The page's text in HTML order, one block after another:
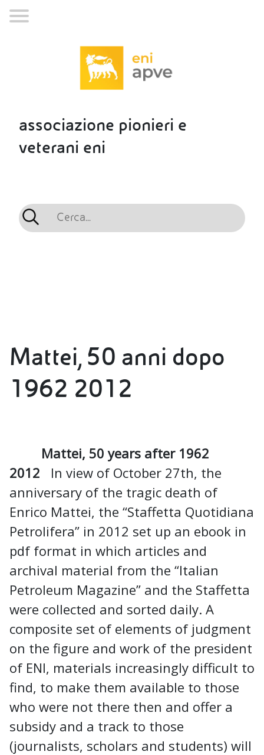
associazione pionieri e
veterani eni
Mattei, 50 anni dopo
1962 2012
Mattei, 50 years after 1962
2012 In view of October 27th, the
anniversary of the tragic death of
Enrico Mattei, the “Staffetta Quotidiana
Petrolifera” in 2012 set up an ebook in
pdf format in which articles and
archival material from the “Italian
Petroleum Magazine” and the Staffetta
were collected and sorted daily. A
composite set of elements of judgment
on the figure and work of the president
of ENI, materials increasingly difficult to
find, to make them available to those
who were not there then and offer a
subsidy and a track to those
(journalists, scholars and students) will